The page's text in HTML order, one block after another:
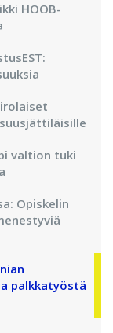
HOOB-
valtion tuki
Opiskelin
palkkatyöstä